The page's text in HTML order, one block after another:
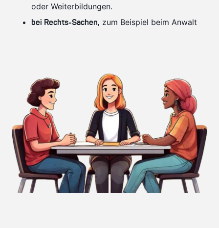
oder Weiterbildungen.
bei Rechts-Sachen, zum Beispiel beim Anwalt